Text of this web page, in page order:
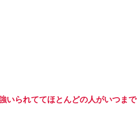
いられててほとんどの人がいつまで